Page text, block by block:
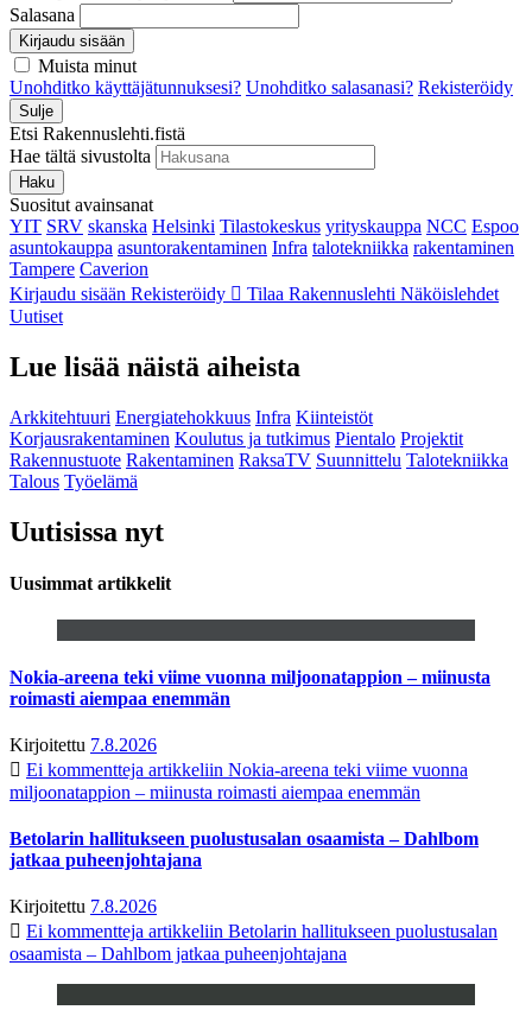
Salasana
Kirjaudu sisään
Muista minut
Unohditko käyttäjätunnuksesi? Unohditko salasanasi? Rekisteröidy
Sulje
Etsi Rakennuslehti.fistä
Hae tältä sivustolta
Haku
Suositut avainsanat
YIT SRV skanska Helsinki Tilastokeskus yrityskauppa NCC Espoo
asuntokauppa asuntorakentaminen Infra talotekniikka rakentaminen
Tampere Caverion
Kirjaudu sisään Rekisteröidy Tilaa Rakennuslehti Näköislehdet
Uutiset
Lue lisää näistä aiheista
Arkkitehtuuri Energiatehokkuus Infra Kiinteistöt
Korjausrakentaminen Koulutus ja tutkimus Pientalo Projektit
Rakennustuote Rakentaminen RaksaTV Suunnittelu Talotekniikka
Talous Työelämä
Uutisissa nyt
Uusimmat artikkelit
Nokia-areena teki viime vuonna miljoonatappion – miinusta
roimasti aiempaa enemmän
Kirjoitettu 7.8.2026
Ei kommentteja artikkeliin Nokia-areena teki viime vuonna
miljoonatappion – miinusta roimasti aiempaa enemmän
Betolarin hallitukseen puolustusalan osaamista – Dahlbom
jatkaa puheenjohtajana
Kirjoitettu 7.8.2026
Ei kommentteja artikkeliin Betolarin hallitukseen puolustusalan
osaamista – Dahlbom jatkaa puheenjohtajana